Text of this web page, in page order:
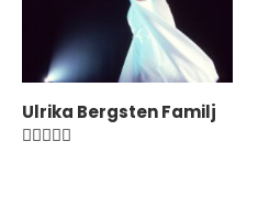
Ulrika Bergsten Familj
❤️‍👨‍👩‍👦‍👦